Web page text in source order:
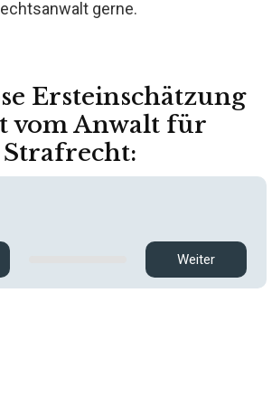
gerne.
Ersteinschätzung
vom Anwalt für
Strafrecht:
Weiter